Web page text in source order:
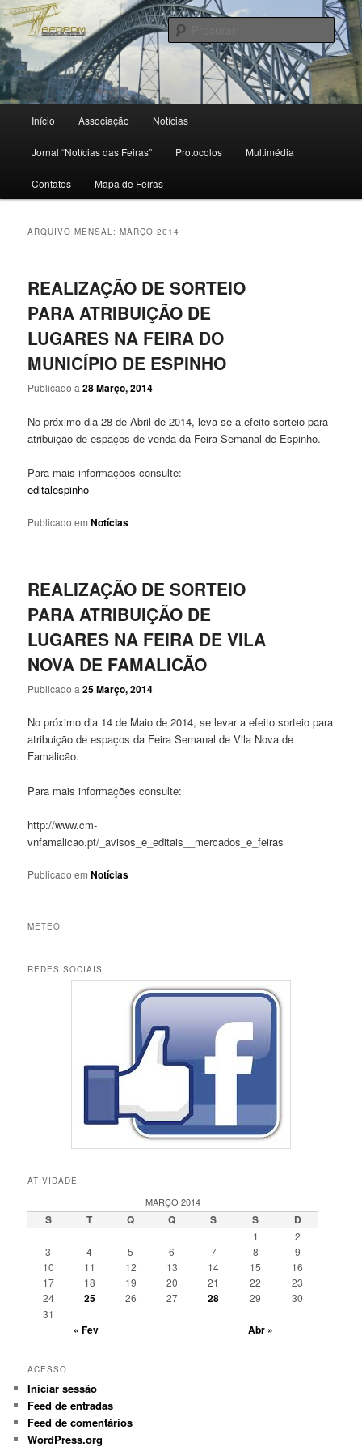
Saltar
para
o
conteúdo
primário
Saltar
para
o
conteúdo
secundário
principal
Início Associação Notícias
Jornal “Notícias das Feiras” Protocolos Multimédia
Contatos Mapa de Feiras
ARQUIVO MENSAL:MARÇO 2014
REALIZAÇÃO DE SORTEIO
PARA ATRIBUIÇÃO DE
LUGARES NA FEIRA DO
MUNICÍPIO DE ESPINHO
Publicado a28 Março, 2014
No próximo dia 28 de Abril de 2014, leva-se a efeito sorteio para
atribuição de espaços de venda da Feira Semanal de Espinho.
Para mais informações consulte:
editalespinho
Publicado em Notícias
REALIZAÇÃO DE SORTEIO
PARA ATRIBUIÇÃO DE
LUGARES NA FEIRA DE VILA
NOVA DE FAMALICÃO
Publicado a25 Março, 2014
No próximo dia 14 de Maio de 2014, se levar a efeito sorteio para
atribuição de espaços da Feira Semanal de Vila Nova de
Famalicão.
Para mais informações consulte:
http://www.cm-
vnfamalicao.pt/_avisos_e_editais__mercados_e_feiras
Publicado em Notícias
METEO
REDES SOCIAIS
ATIVIDADE
MARÇO 2014
S T Q Q S S D
1
2
3
4 5 6 7 8
9
10
11 12 13 14 15
16
17
18 19 20 21 22
23
24
25 26 27 28 29
30
31
« Fev Abr »
ACESSO
Iniciar sessão
Feed de entradas
Feed de comentários
WordPress.org